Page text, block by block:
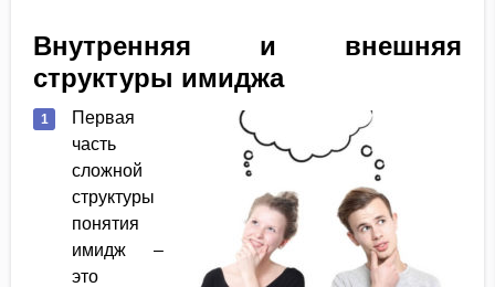
Внутренняя и внешняя
структуры имиджа
Первая
часть
сложной
структуры
понятия
имидж –
это